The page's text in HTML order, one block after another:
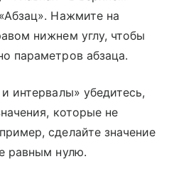
Нажмите на
нижнем углу, чтобы
параметров абзаца.
интервалы» убедитесь,
которые не
сделайте значение
равным нулю.